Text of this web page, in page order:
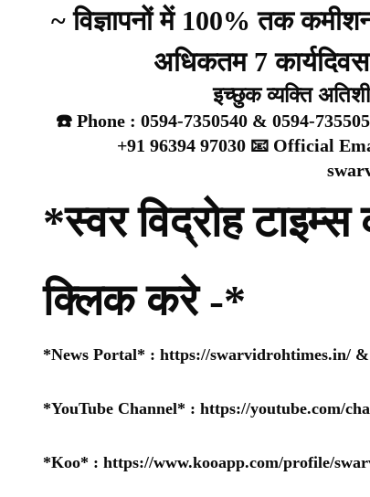
~ विज्ञापनों में 100% तक
अधिकतम 7
इच्छुक व्यक्ति
☎️ Phone : 0594-7350540 & 0594-
+91 96394 97030 📧 Official
*स्वर विद्रोह
क्लिक करे -*
*News Portal* : https://swarvidrohtimes.in/ &
*YouTube Channel* : https://youtube.com/
*Koo* : https://www.kooapp.com/profile/